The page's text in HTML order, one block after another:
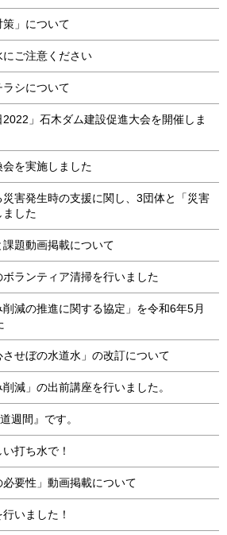
」について
ご注意ください
シについて
2022」石木ダム建設促進大会を開催しま
を実施しました
害発生時の支援に関し、3団体と「災害
ました
題動画掲載について
ランティア清掃を行いました
削減の推進に関する協定」を令和6年5月
せぼの水道水」の改訂について
削減」の出前講座を行いました。
週間』です。
打ち水で！
要性」動画掲載について
いました！